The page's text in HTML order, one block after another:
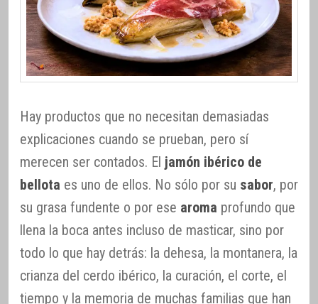
Hay productos que no necesitan demasiadas
explicaciones cuando se prueban, pero sí
merecen ser contados. El jamón ibérico de
bellota es uno de ellos. No sólo por su sabor, por
su grasa fundente o por ese aroma profundo que
llena la boca antes incluso de masticar, sino por
todo lo que hay detrás: la dehesa, la montanera, la
crianza del cerdo ibérico, la curación, el corte, el
tiempo y la memoria de muchas familias que han